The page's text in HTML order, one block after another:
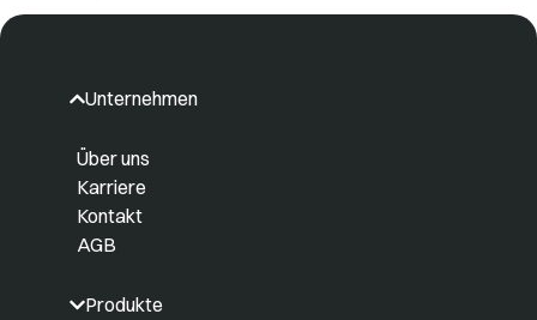
Unternehmen
Über uns
Karriere
Kontakt
AGB
Produkte